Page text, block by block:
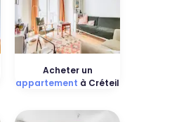
Acheter un
appartement à Créteil